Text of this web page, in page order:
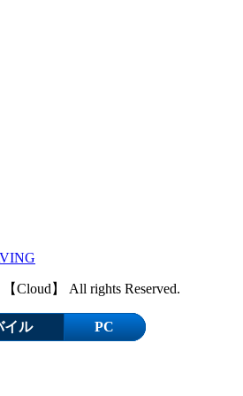
Cloud】 All rights Reserved.
イル PC